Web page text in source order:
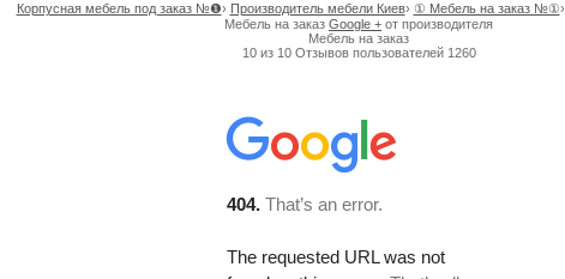
Корпусная мебель под заказ №❶› Производитель мебели Киев› ① Мебель на заказ №①›
Мебель на заказ Google + от производителя
Мебель на заказ
10 из 10 Отзывов пользователей 1260